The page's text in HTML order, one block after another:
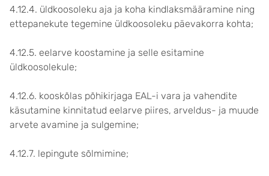
4.12.4. üldkoosoleku aja ja koha kindlaksmääramine ning
ettepanekute tegemine üldkoosoleku päevakorra kohta;
4.12.5. eelarve koostamine ja selle esitamine
üldkoosolekule;
4.12.6. kooskõlas põhikirjaga EAL-i vara ja vahendite
käsutamine kinnitatud eelarve piires, arveldus- ja muude
arvete avamine ja sulgemine;
4.12.7. lepingute sõlmimine;